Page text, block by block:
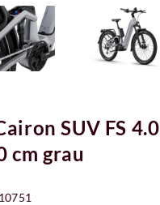
SUV FS 4.0
cm grau